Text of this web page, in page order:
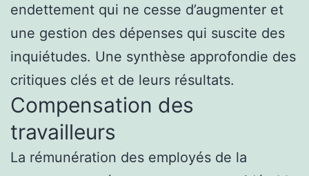
endettement qui ne cesse d’augmenter et
une gestion des dépenses qui suscite des
inquiétudes. Une synthèse approfondie des
critiques clés et de leurs résultats.
Compensation des
travailleurs
La rémunération des employés de la